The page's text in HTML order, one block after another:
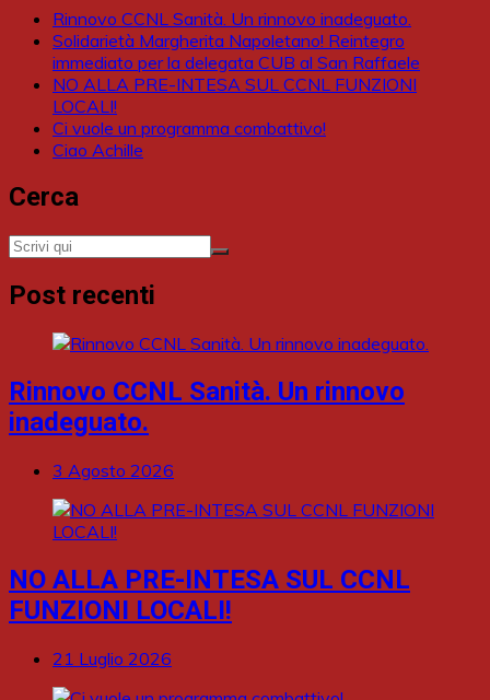
Rinnovo CCNL Sanità. Un rinnovo inadeguato.
Solidarietà Margherita Napoletano! Reintegro
immediato per la delegata CUB al San Raffaele
NO ALLA PRE-INTESA SUL CCNL FUNZIONI
LOCALI!
Ci vuole un programma combattivo!
Ciao Achille
Cerca
Post recenti
Rinnovo CCNL Sanità. Un rinnovo
inadeguato.
3 Agosto 2026
NO ALLA PRE-INTESA SUL CCNL
FUNZIONI LOCALI!
21 Luglio 2026